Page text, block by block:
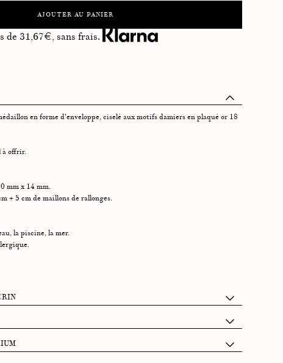
AJOUTER AU PANIER
de 31,67€, sans frais.
en forme d'enveloppe, ciselé aux motifs damiers en plaqué or 18
à offrir.
mm x 14 mm.
+ 5 cm de maillons de rallonges.
la piscine, la mer.
de 2 petits tiroirs accueillant :
vos mots doux, un livret de garantie et entretien, une carte
à la conciergerie Graazie: entre 14h et 18h (26 rue de Montholon,